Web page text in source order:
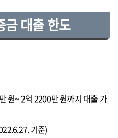
금 대출 한도
원~ 2억 2200만 원까지 대출 가
기준)